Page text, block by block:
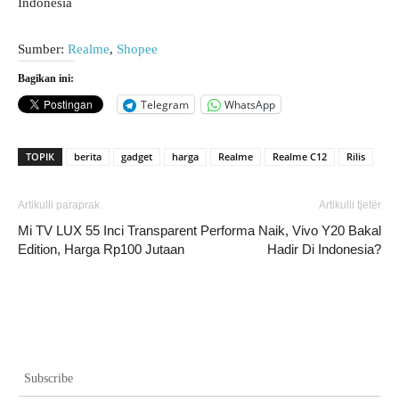
Sumber: Realme, Shopee
Bagikan ini:
Telegram WhatsApp
TOPIK berita gadget harga Realme Realme C12 Rilis
Artikulli paraprak
Mi TV LUX 55 Inci Transparent
Edition, Harga Rp100 Jutaan
Artikulli tjetër
Performa Naik, Vivo Y20 Bakal
Hadir Di Indonesia?
Subscribe